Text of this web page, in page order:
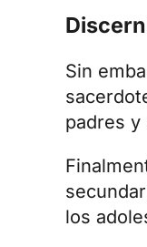
Sin
padres y
los